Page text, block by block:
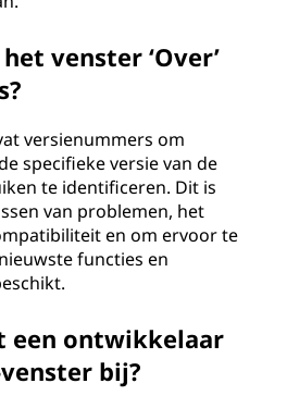
venster ‘Over’
versienummers om
specifieke versie van de
te identificeren. Dit is
van problemen, het
en om ervoor te
functies en
een ontwikkelaar
bij?